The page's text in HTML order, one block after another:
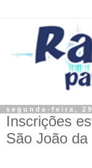
segunda-feira,
Inscrições
São João